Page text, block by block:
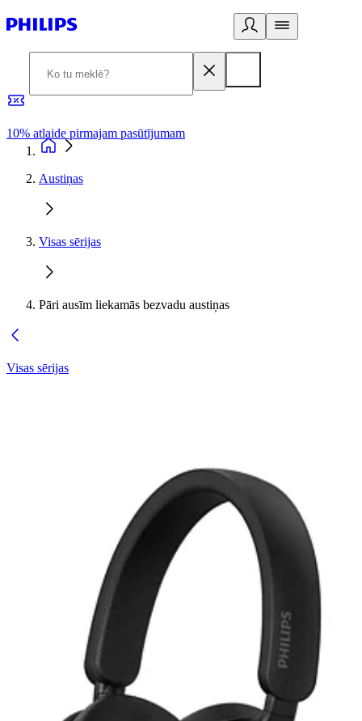
10% atlaide pirmajam pasūtījumam
Austiņas
Visas sērijas
Pāri ausīm liekamās bezvadu austiņas
Visas sērijas